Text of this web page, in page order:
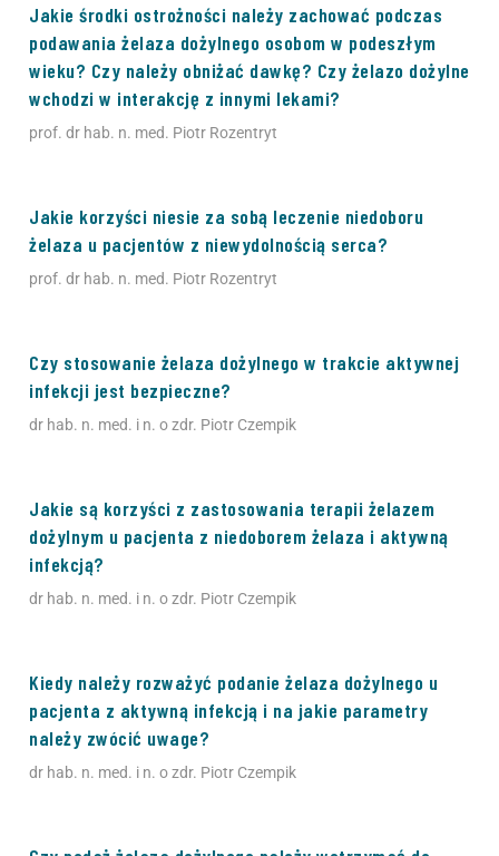
Jakie środki ostrożności należy zachować podczas
podawania żelaza dożylnego osobom w podeszłym
wieku? Czy należy obniżać dawkę? Czy żelazo dożylne
wchodzi w interakcję z innymi lekami?
prof. dr hab. n. med. Piotr Rozentryt
Jakie korzyści niesie za sobą leczenie niedoboru
żelaza u pacjentów z niewydolnością serca?
prof. dr hab. n. med. Piotr Rozentryt
Czy stosowanie żelaza dożylnego w trakcie aktywnej
infekcji jest bezpieczne?
dr hab. n. med. i n. o zdr. Piotr Czempik
Jakie są korzyści z zastosowania terapii żelazem
dożylnym u pacjenta z niedoborem żelaza i aktywną
infekcją?
dr hab. n. med. i n. o zdr. Piotr Czempik
Kiedy należy rozważyć podanie żelaza dożylnego u
pacjenta z aktywną infekcją i na jakie parametry
należy zwócić uwage?
dr hab. n. med. i n. o zdr. Piotr Czempik